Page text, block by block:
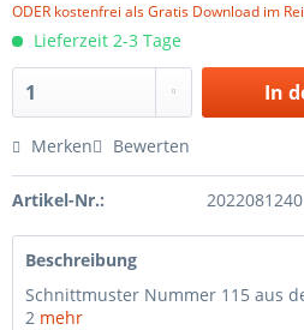
ODER kostenfrei als Gratis Download im
Lieferzeit 2-3 Tage
In
Merken Bewerten
Artikel-Nr.: 2022081240
Beschreibung
Schnittmuster Nummer 115 aus
2 mehr